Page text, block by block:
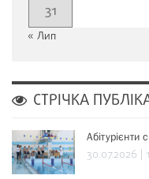
31
« Лип
СТРІЧКА
Абітурієнти
30.07.2026 |